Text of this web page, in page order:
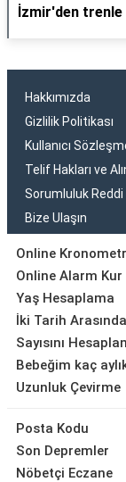
İzmir'den
Hakkımızda
Gizlilik Politikası
Kullanıcı
Telif Hakları ve
Sorumluluk Reddi
Bize Ulaşın
Online
Online Alarm Kur
Yaş Hesaplama
İki Tarih
Sayısını
Bebeğim kaç
Uzunluk Çevirme
Posta Kodu
Son Depremler
Nöbetçi Eczane